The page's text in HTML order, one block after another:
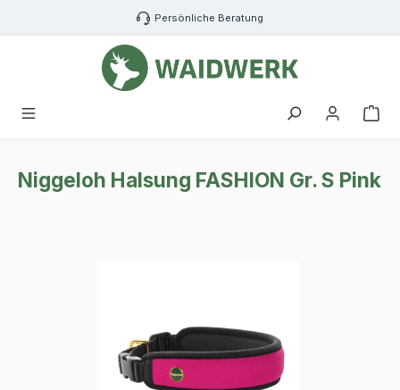
Zum Hauptinhalt springen Persönliche Beratung
Niggeloh Halsung FASHION Gr. S Pink